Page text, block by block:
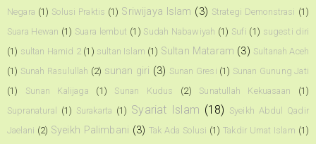
Negara (1) Solusi Praktis (1) Sriwijaya Islam (3) Strategi Demonstrasi (1)
Suara Hewan (1) Suara lembut (1) Sudah Nabawiyah (1) Sufi (1) sugesti diri
(1) sultan Hamid 2 (1) sultan Islam (1) Sultan Mataram (3) Sultanah Aceh
(1) Sunah Rasulullah (2) sunan giri (3) Sunan Gresi (1) Sunan Gunung Jati
(1)
Sunan Kalijaga (1) Sunan Kudus (2) Sunatullah Kekuasaan
(1)
Supranatural
(1) Surakarta (1) Syariat Islam (18) Syeikh Abdul Qadir
Jaelani (2) Syeikh Palimbani (3) Tak Ada Solusi (1) Takdir Umat Islam (1)